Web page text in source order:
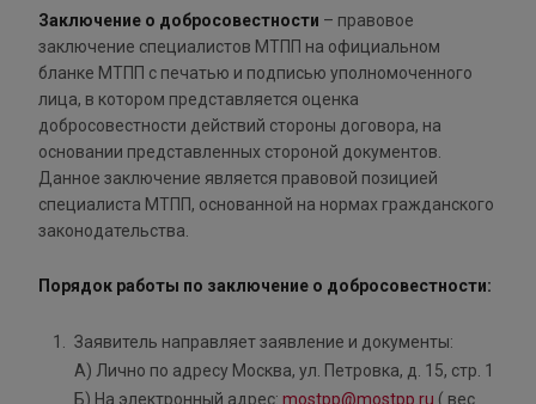
Заключение о добросовестности – правовое
заключение специалистов МТПП на официальном
бланке МТПП с печатью и подписью уполномоченного
лица, в котором представляется оценка
добросовестности действий стороны договора, на
основании представленных стороной документов.
Данное заключение является правовой позицией
специалиста МТПП, основанной на нормах гражданского
законодательства.
Порядок работы по заключение о добросовестности:
Заявитель направляет заявление и документы:
А) Лично по адресу Москва, ул. Петровка, д. 15, стр. 1
Б) На электронный адрес: mostpp@mostpp.ru ( вес